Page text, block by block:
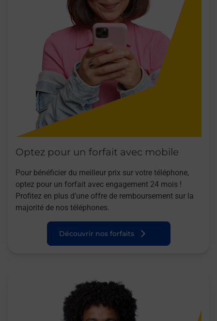
Optez pour un forfait avec mobile
Pour bénéficier du meilleur prix sur votre téléphone,
optez pour un forfait avec engagement 24 mois !
Profitez en plus d’une offre de remboursement sur la
majorité de nos téléphones.
Découvrir nos forfaits